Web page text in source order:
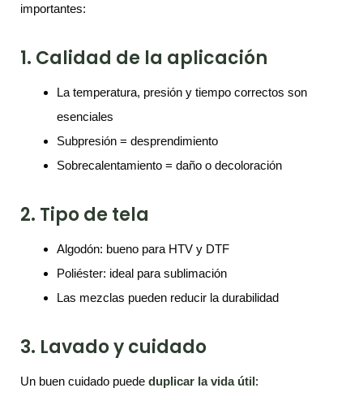
importantes:
1. Calidad de la aplicación
La temperatura, presión y tiempo correctos son
esenciales
Subpresión = desprendimiento
Sobrecalentamiento = daño o decoloración
2. Tipo de tela
Algodón: bueno para HTV y DTF
Poliéster: ideal para sublimación
Las mezclas pueden reducir la durabilidad
3. Lavado y cuidado
Un buen cuidado puede duplicar la vida útil: